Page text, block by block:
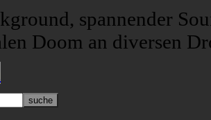
spannender
Doom an diversen